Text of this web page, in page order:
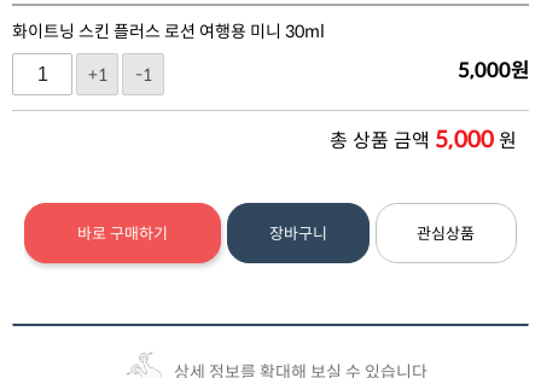
화이트닝 스킨 플러스 로션 여행용 미니 30ml
+1
-1 5,000원
총 상품 금액 5,000원
바로 구매하기 장바구니 관심상품
상세 정보를 확대해 보실 수 있습니다